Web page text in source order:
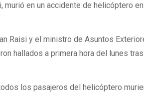
en un accidente de helicóptero en
Raisi y el ministro de Asuntos
hallados a primera hora del lunes
los pasajeros del helicóptero